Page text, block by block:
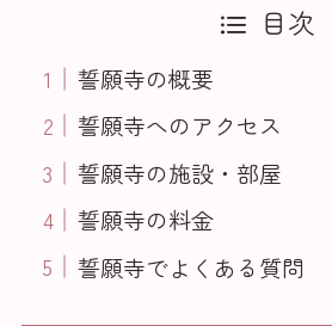
目次
誓願寺の概要
誓願寺へのアクセス
誓願寺の施設・部屋
誓願寺の料金
誓願寺でよくある質問